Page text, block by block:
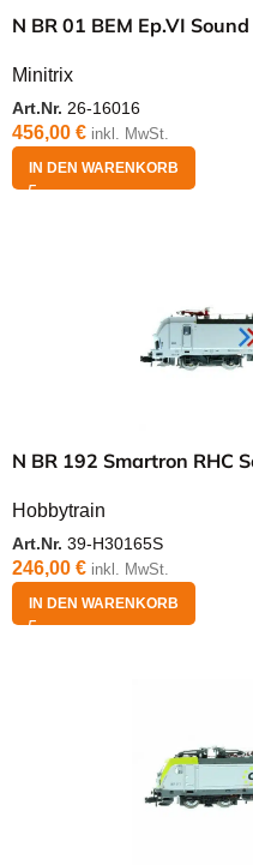
N BR 01 BEM Ep.VI Sound
Minitrix
Art.Nr. 26-16016
456,00 € inkl. MwSt.
IN DEN WARENKORB
N BR 192 Smartron RHC
Hobbytrain
Art.Nr. 39-H30165S
246,00 € inkl. MwSt.
IN DEN WARENKORB